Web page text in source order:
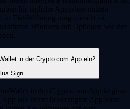
für tägliche Ausgaben nutzen
in Fiat-Währung umgetauscht ist,
Händlern mit Optionen wie der
in der Crypto.com App ein?
Wallet in der Crypto.com App ist ganz
aus Ihrem bevorzugten App Store